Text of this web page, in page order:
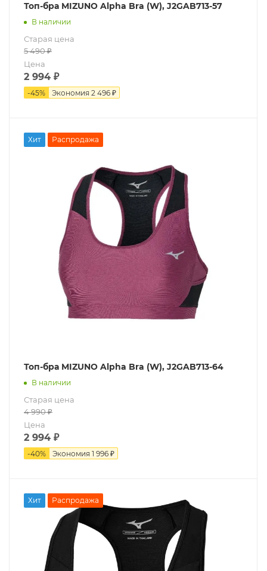
Топ-бра MIZUNO Alpha Bra (W), J2GAB713-57
В наличии
Старая цена
5 490₽
Цена
2 994 ₽
-45% Экономия 2 496 ₽
Хит Распродажа
Топ-бра MIZUNO Alpha Bra (W), J2GAB713-64
В наличии
Старая цена
4 990₽
Цена
2 994 ₽
-40% Экономия 1 996 ₽
Хит Распродажа